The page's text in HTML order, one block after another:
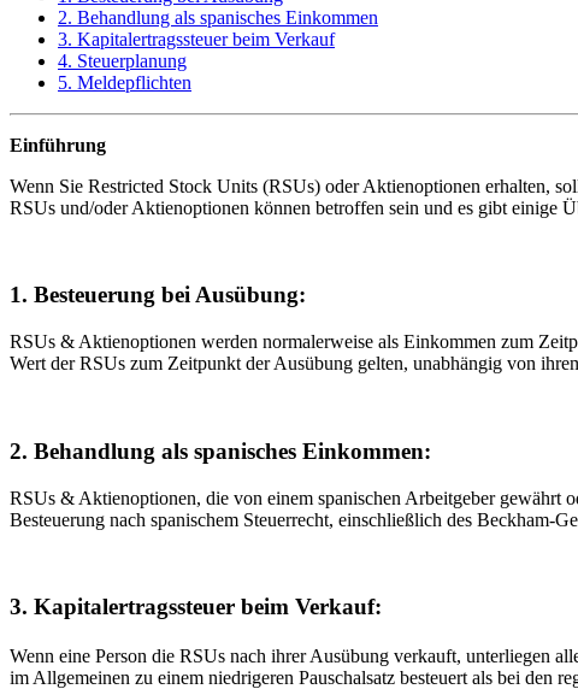
2. Behandlung als spanisches Einkommen
3. Kapitalertragssteuer beim Verkauf
4. Steuerplanung
5. Meldepflichten
Einführung
Wenn Sie Restricted Stock Units (RSUs) oder Aktienoptionen erhalten,
RSUs und/oder Aktienoptionen können betroffen sein und es gibt einige
1. Besteuerung bei Ausübung:
RSUs & Aktienoptionen werden normalerweise als Einkommen zum
Wert der RSUs zum Zeitpunkt der Ausübung gelten, unabhängig von
2. Behandlung als spanisches Einkommen:
RSUs & Aktienoptionen, die von einem spanischen Arbeitgeber gewährt
Besteuerung nach spanischem Steuerrecht, einschließlich des Beckham-
3. Kapitalertragssteuer beim Verkauf:
Wenn eine Person die RSUs nach ihrer Ausübung verkauft, unterliegen
im Allgemeinen zu einem niedrigeren Pauschalsatz besteuert als bei den